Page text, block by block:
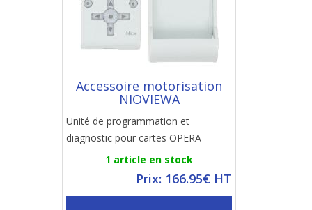
Accessoire motorisation
NIOVIEWA
Unité de programmation et
diagnostic pour cartes OPERA
1 article en stock
Prix: 166.95€ HT